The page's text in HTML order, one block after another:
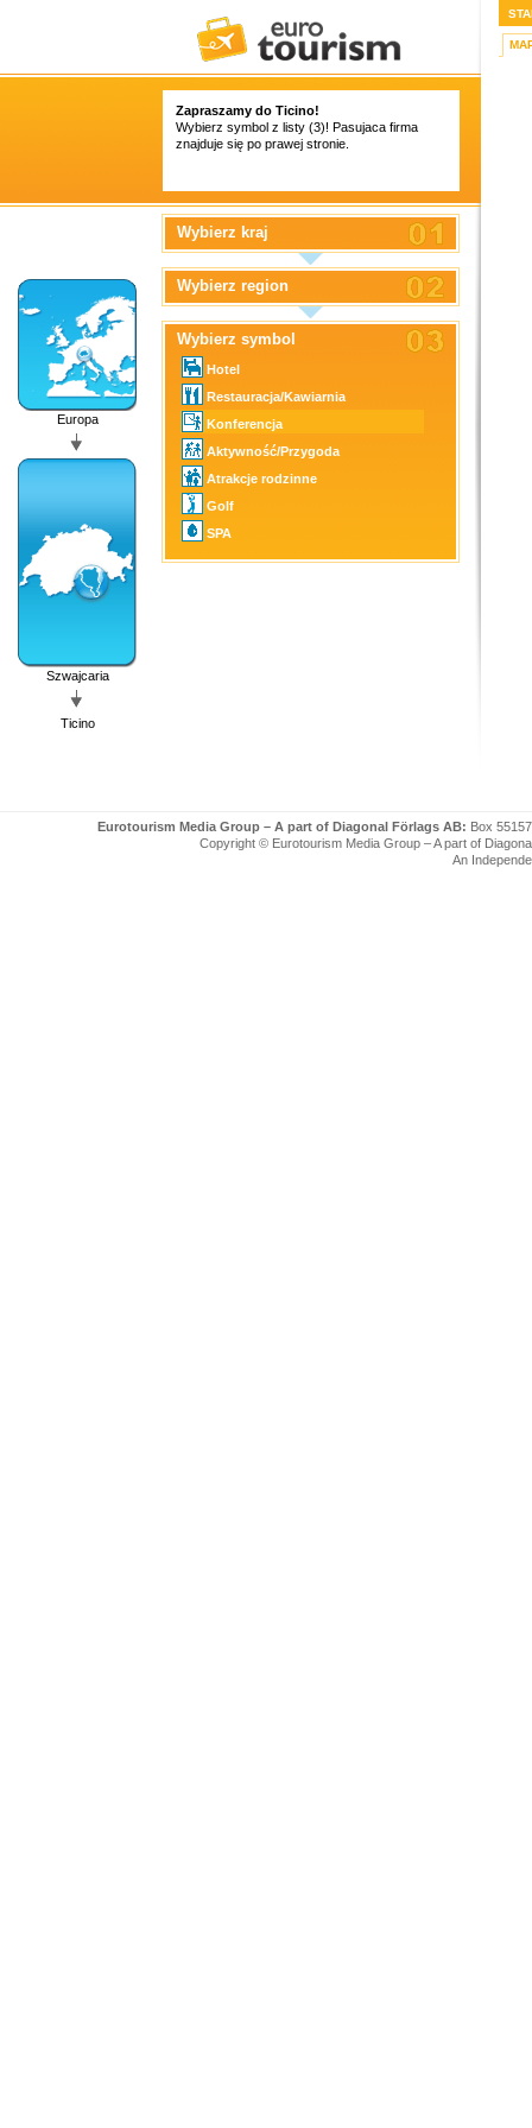
Zapraszamy do Ticino!
Wybierz symbol z listy (3)! Pasujaca firma
znajduje się po prawej stronie.
Europa
Szwajcaria
Ticino
Wybierz kraj
Wybierz region
Wybierz symbol
Hotel
Restauracja/Kawiarnia
Konferencja
Aktywność/Przygoda
Atrakcje rodzinne
Golf
SPA
Eurotourism Media Group – A part of Diagonal Förlags AB: Box
Copyright © Eurotourism Media Group – A part of
An